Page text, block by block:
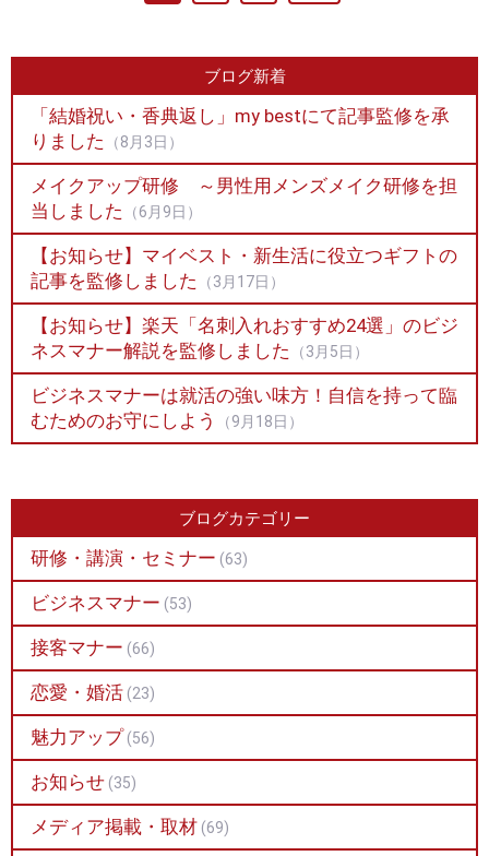
ブログ新着
「結婚祝い・香典返し」my bestにて記事監修を承
りました
（8月3日）
メイクアップ研修 ～男性用メンズメイク研修を担
当しました
（6月9日）
【お知らせ】マイベスト・新生活に役立つギフトの
記事を監修しました
（3月17日）
【お知らせ】楽天「名刺入れおすすめ24選」のビジ
ネスマナー解説を監修しました
（3月5日）
ビジネスマナーは就活の強い味方！自信を持って臨
むためのお守にしよう
（9月18日）
ブログカテゴリー
研修・講演・セミナー (63)
ビジネスマナー (53)
接客マナー (66)
恋愛・婚活 (23)
魅力アップ (56)
お知らせ (35)
メディア掲載・取材 (69)